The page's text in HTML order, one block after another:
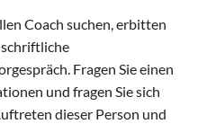
Coach suchen, erbitten
schriftliche
Fragen Sie einen
und fragen Sie sich
dieser Person und